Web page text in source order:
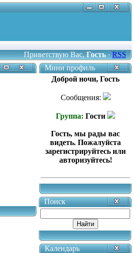
Приветствую Вас,Гость·RSS
Мини профиль
Доброй ночи, Гость
Сообщения:
Группа: Гости
Гость, мы рады вас
видеть. Пожалуйста
зарегистрируйтесь или
авторизуйтесь!
Поиск
Календарь